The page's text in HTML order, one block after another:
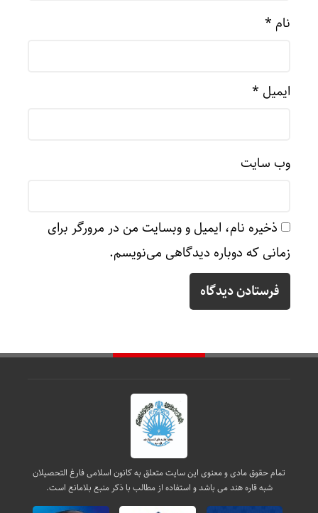
نام *
ایمیل *
وب‌ سایت
ذخیره نام، ایمیل و وبسایت من در مرورگر برای
زمانی که دوباره دیدگاهی می‌نویسم.
تمام حقوق مادی و معنوی این سایت متعلق به کانون اسلامی فارغ التحصیلان
شبه قاره هند می باشد و استفاده از مطالب با ذکر منبع بلامانع است.